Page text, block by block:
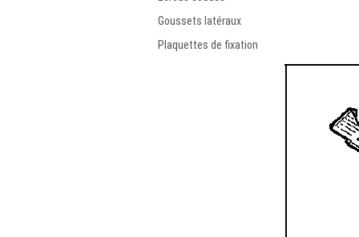
Goussets latéraux
Plaquettes de fixation